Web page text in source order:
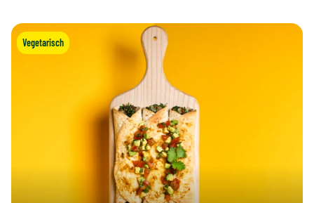
Vegetarisch